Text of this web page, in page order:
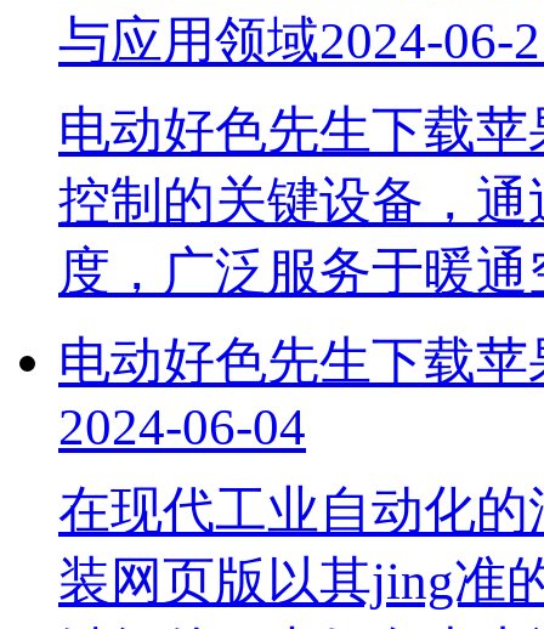
与应用领域2024-06-
电动好色先生下载
控制的关键设备，
度，广泛服务于暖
电动好色先生下载
2024-06-04
在现代工业自动化的
装网页版以其jing准